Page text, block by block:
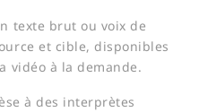
texte brut ou voix de
et cible, disponibles
vidéo à la demande.
à des interprètes